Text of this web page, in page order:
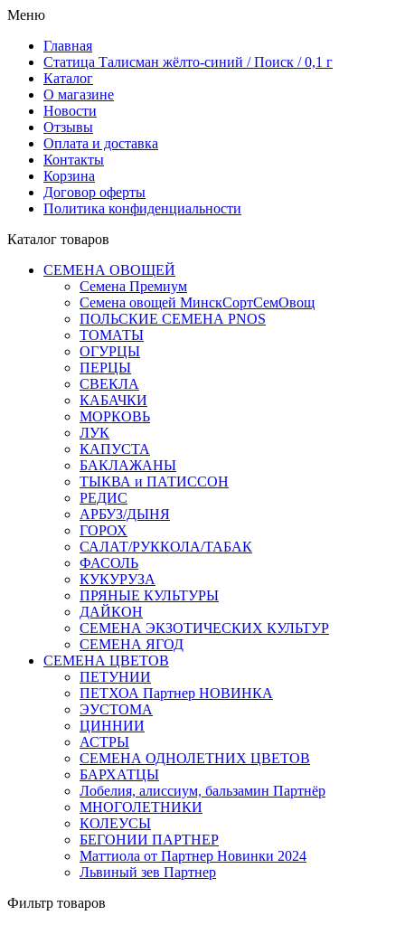
Меню
Главная
Статица Талисман жёлто-синий / Поиск / 0,1 г
Каталог
О магазине
Новости
Отзывы
Оплата и доставка
Контакты
Корзина
Договор оферты
Политика конфиденциальности
Каталог товаров
СЕМЕНА ОВОЩЕЙ
Семена Премиум
Семена овощей МинскСортСемОвощ
ПОЛЬСКИЕ СЕМЕНА PNOS
ТОМАТЫ
ОГУРЦЫ
ПЕРЦЫ
СВЕКЛА
КАБАЧКИ
МОРКОВЬ
ЛУК
КАПУСТА
БАКЛАЖАНЫ
ТЫКВА и ПАТИССОН
РЕДИС
АРБУЗ/ДЫНЯ
ГОРОХ
САЛАТ/РУККОЛА/ТАБАК
ФАСОЛЬ
КУКУРУЗА
ПРЯНЫЕ КУЛЬТУРЫ
ДАЙКОН
СЕМЕНА ЭКЗОТИЧЕСКИХ КУЛЬТУР
СЕМЕНА ЯГОД
СЕМЕНА ЦВЕТОВ
ПЕТУНИИ
ПЕТХОА Партнер НОВИНКА
ЭУСТОМА
ЦИННИИ
АСТРЫ
СЕМЕНА ОДНОЛЕТНИХ ЦВЕТОВ
БАРХАТЦЫ
Лобелия, алиссиум, бальзамин Партнёр
МНОГОЛЕТНИКИ
КОЛЕУСЫ
БЕГОНИИ ПАРТНЕР
Маттиола от Партнер Новинки 2024
Львиный зев Партнер
Фильтр товаров